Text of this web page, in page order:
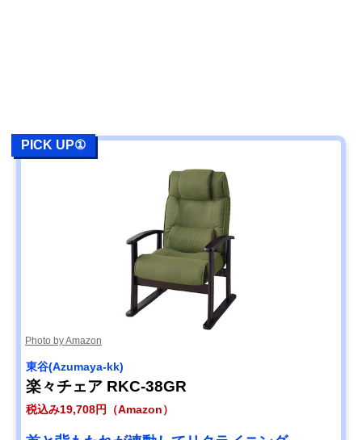
PICK UP①
Photo by Amazon
東谷(Azumaya-kk)
楽々チェア RKC-38GR
税込み19,708円（Amazon）